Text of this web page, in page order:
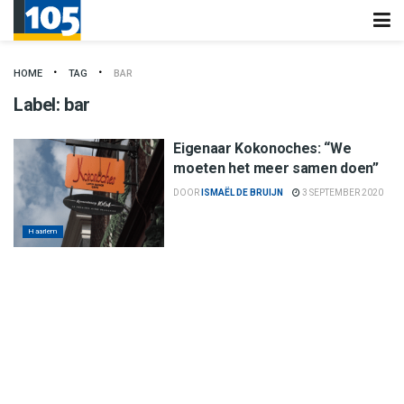
HOME TAG BAR
Label: bar
Haarlem
Eigenaar Kokonoches: “We
moeten het meer samen doen”
DOOR ISMAËL DE BRUIJN 3 SEPTEMBER 2020